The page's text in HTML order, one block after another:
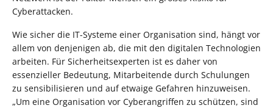
Cyberattacken.
Wie sicher die IT-Systeme einer Organisation sind, hängt vor
allem von denjenigen ab, die mit den digitalen Technologien
arbeiten. Für Sicherheitsexperten ist es daher von
essenzieller Bedeutung, Mitarbeitende durch Schulungen
zu sensibilisieren und auf etwaige Gefahren hinzuweisen.
„Um eine Organisation vor Cyberangriffen zu schützen, sind